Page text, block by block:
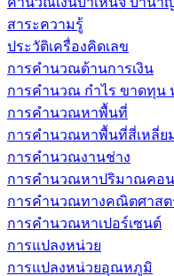
สาระความรู้
ประวัติเครื่องคิดเลข
การคำนวณด้านการเงิน
การคำนวณ กำไร ขาดทุน
การคำนวณหาพื้นที่
การคำนวณหาพื้นที่สี่เหลี่ย
การคำนวณงานช่าง
การคำนวณหาปริมาณคอ
การคำนวณทางคณิตศาสต
การคำนวณหาเปอร์เซนต์
การแปลงหน่วย
การแปลงหน่วยอุณหภูมิ